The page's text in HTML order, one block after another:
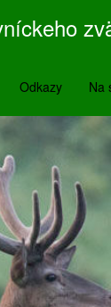
Odkazy Na